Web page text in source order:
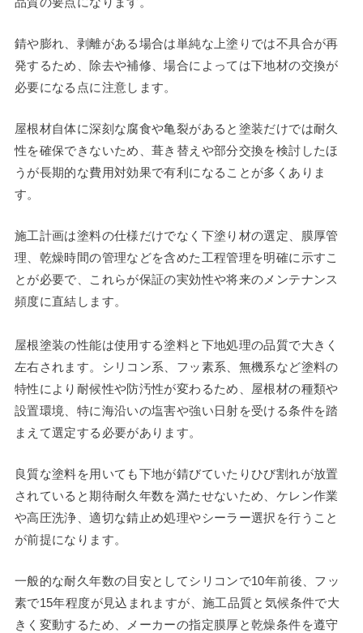
錆や膨れ、剥離がある場合は単純な上塗りでは不具合が再
発するため、除去や補修、場合によっては下地材の交換が
必要になる点に注意します。
屋根材自体に深刻な腐食や亀裂があると塗装だけでは耐久
性を確保できないため、葺き替えや部分交換を検討したほ
うが長期的な費用対効果で有利になることが多くありま
す。
施工計画は塗料の仕様だけでなく下塗り材の選定、膜厚管
理、乾燥時間の管理などを含めた工程管理を明確に示すこ
とが必要で、これらが保証の実効性や将来のメンテナンス
頻度に直結します。
屋根塗装の性能は使用する塗料と下地処理の品質で大きく
左右されます。シリコン系、フッ素系、無機系など塗料の
特性により耐候性や防汚性が変わるため、屋根材の種類や
設置環境、特に海沿いの塩害や強い日射を受ける条件を踏
まえて選定する必要があります。
良質な塗料を用いても下地が錆びていたりひび割れが放置
されていると期待耐久年数を満たせないため、ケレン作業
や高圧洗浄、適切な錆止め処理やシーラー選択を行うこと
が前提になります。
一般的な耐久年数の目安としてシリコンで10年前後、フッ
素で15年程度が見込まれますが、施工品質と気候条件で大
きく変動するため、メーカーの指定膜厚と乾燥条件を遵守